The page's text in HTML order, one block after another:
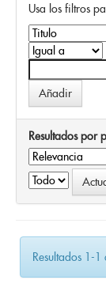
Usa los filtros
Resultados por
Resultados 1-1